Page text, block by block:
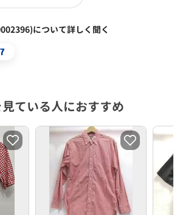
について詳しく聞く
ている人におすすめ